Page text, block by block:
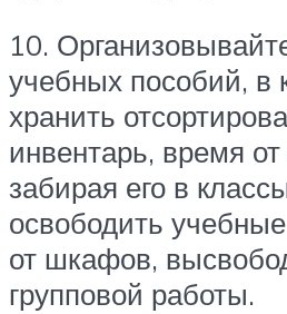
10.
учебных пособий, в
хранить
инвентарь, время
забирая его в
освободить
от шкафов,
групповой работы.